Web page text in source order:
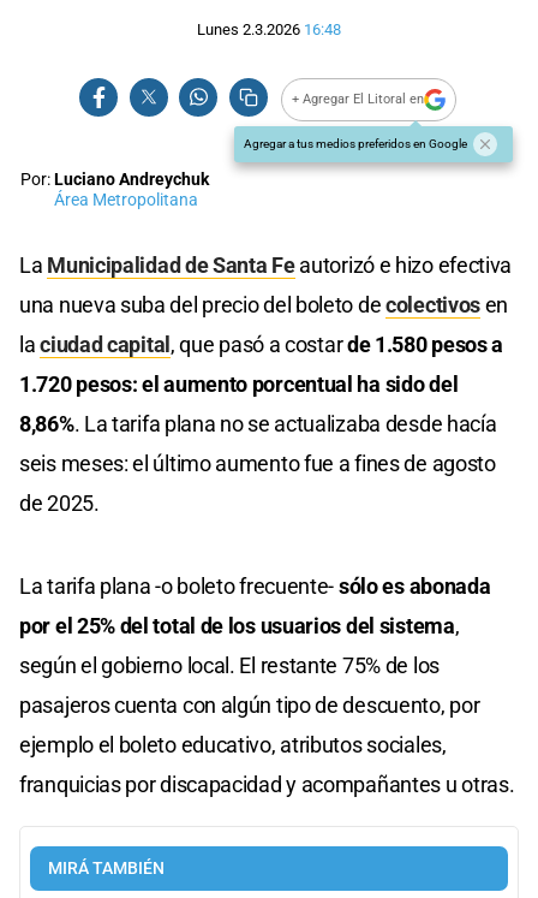
Lunes 2.3.2026 16:48
+ Agregar El Litoral en
Agregar a tus medios preferidos en Google
Por:Luciano Andreychuk
Área Metropolitana
La Municipalidad de Santa Feautorizó e hizo efectiva
una nueva suba del precio del boleto decolectivosen
laciudad capital, que pasó a costarde 1.580 pesos a
1.720 pesos: el aumento porcentual ha sido del
8,86%. La tarifa plana no se actualizaba desde hacía
seis meses: el último aumento fue a fines de agosto
de 2025.
La tarifa plana -o boleto frecuente-sólo es abonada
por el 25% del total de los usuarios del sistema,
según el gobierno local. El restante 75% de los
pasajeros cuenta con algún tipo de descuento, por
ejemplo el boleto educativo, atributos sociales,
franquicias por discapacidad y acompañantes u otras.
MIRÁ TAMBIÉN